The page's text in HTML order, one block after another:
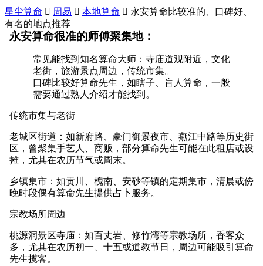
星尘算命  周易  本地算命  永安算命比较准的、口碑好、
有名的地点推荐
永安算命很准的师傅聚集地：
常见能找到知名算命大师：寺庙道观附近，文化
老街，旅游景点周边，传统市集。
口碑比较好算命先生，如瞎子、盲人算命，一般
需要通过熟人介绍才能找到。
传统市集与老街
老城区街道：如新府路、豪门御景夜市、燕江中路等历史街
区，曾聚集手艺人、商贩，部分算命先生可能在此租店或设
摊，尤其在农历节气或周末。
乡镇集市：如贡川、槐南、安砂等镇的定期集市，清晨或傍
晚时段偶有算命先生提供占卜服务。
宗教场所周边
桃源洞景区寺庙：如百丈岩、修竹湾等宗教场所，香客众
多，尤其在农历初一、十五或道教节日，周边可能吸引算命
先生揽客。